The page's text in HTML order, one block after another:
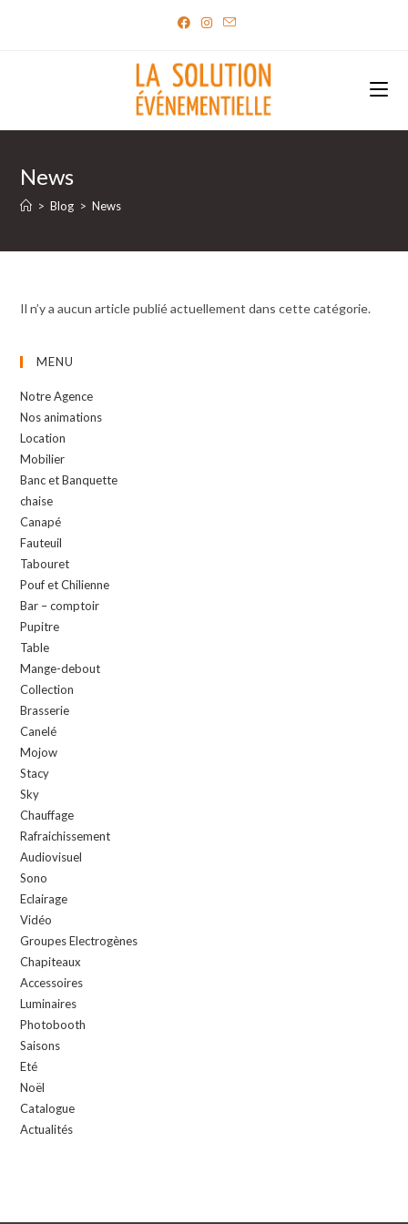
News
> Blog > News
Il n’y a aucun article publié actuellement dans cette catégorie.
MENU
Notre Agence
Nos animations
Location
Mobilier
Banc et Banquette
chaise
Canapé
Fauteuil
Tabouret
Pouf et Chilienne
Bar – comptoir
Pupitre
Table
Mange-debout
Collection
Brasserie
Canelé
Mojow
Stacy
Sky
Chauffage
Rafraichissement
Audiovisuel
Sono
Eclairage
Vidéo
Groupes Electrogènes
Chapiteaux
Accessoires
Luminaires
Photobooth
Saisons
Eté
Noël
Catalogue
Actualités